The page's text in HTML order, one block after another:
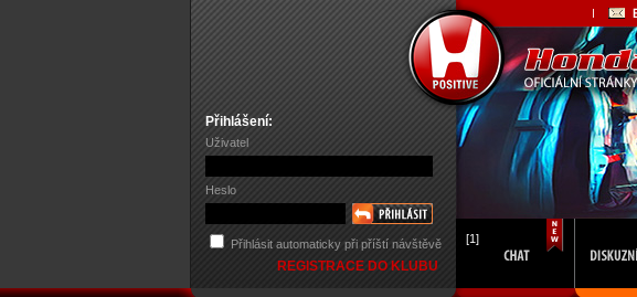
Přihlášení:
Uživatel
Heslo
Přihlásit automaticky při příští návštěvě
REGISTRACE DO KLUBU
[1]